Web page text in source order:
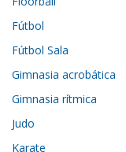
Fútbol
Fútbol Sala
Gimnasia acrobática
Gimnasia rítmica
Judo
Karate